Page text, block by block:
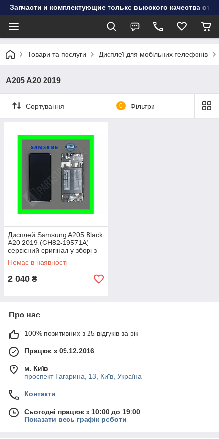
Запчасти и комплектующие только высокого качества от
Товари та послуги Дисплеї для мобільних телефонів
A205 A20 2019
Сортування 0 Фільтри
Дисплей Samsung A205 Black
А20 2019 (GH82-19571A)
сервісний оригінал у зборі з
рамкою (переклеєне скло)
Немає в наявності
2 040 ₴
Про нас
100% позитивних з 25 відгуків за рік
Працює з 09.12.2016
м. Київ
проспект Гагарина, 13, Київ, Україна
Контакти
Сьогодні працює з 10:00 до 19:00
Показати весь графік роботи